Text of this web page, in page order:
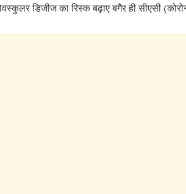
डिजीज का रिस्क बढ़ाए बगैर ही सीएसी